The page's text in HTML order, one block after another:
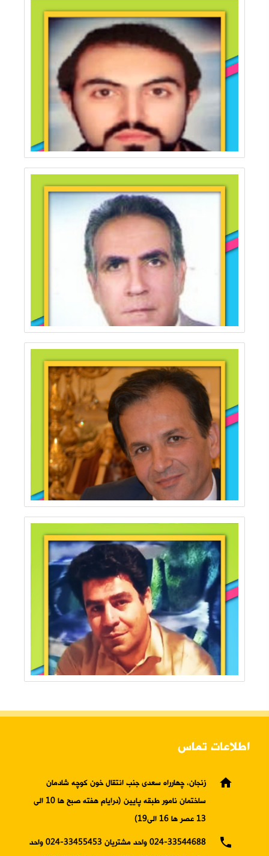
اطلاعات تماس
home
زنجان، چهارراه سعدی جنب انتقال خون کوچه شادمان
ساختمان نامور طبقه پایین (درایام هفته صبح ها 10 الی
13 عصر ها 16 الی19)
phone
024-33544688 واحد مشتریان 33455453-024 واحد